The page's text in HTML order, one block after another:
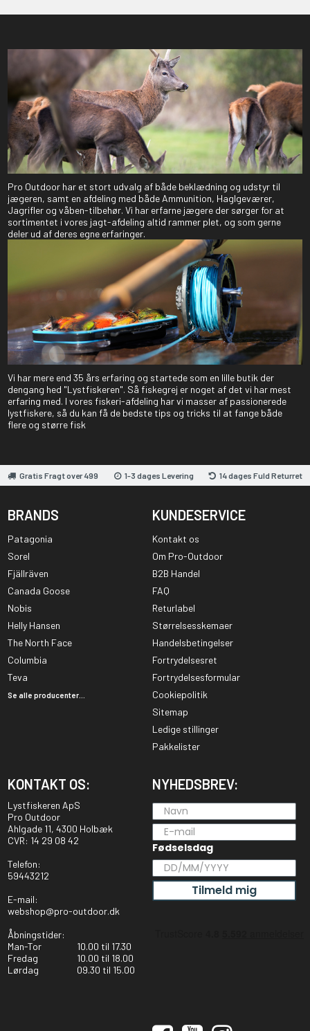
Pro Outdoor har et stort udvalg af både beklædning og udstyr til
jægeren, samt en afdeling med både Ammunition, Haglgeværer,
Jagrifler og våben-tilbehør. Vi har erfarne jægere der sørger for at
sortimentet i vores jagt-afdeling altid rammer plet, og som gerne
deler ud af deres egne erfaringer.
Vi har mere end 35 års erfaring og startede som en lille butik der
dengang hed "Lystfiskeren". Så fiskegrej er noget af det vi har mest
erfaring med. I vores fiskeri-afdeling har vi masser af passionerede
lystfiskere, så du kan få de bedste tips og tricks til at fange både
flere og større fisk
Gratis Fragt over 499 1-3 dages Levering 14 dages Fuld Returret
BRANDS
Patagonia
Sorel
Fjällräven
Canada Goose
Nobis
Helly Hansen
The North Face
Columbia
Teva
Se alle producenter...
KUNDESERVICE
Kontakt os
Om Pro-Outdoor
B2B Handel
FAQ
Returlabel
Størrelsesskemaer
Handelsbetingelser
Fortrydelsesret
Fortrydelsesformular
Cookiepolitik
Sitemap
Ledige stillinger
Pakkelister
KONTAKT OS:
Lystfiskeren ApS
Pro Outdoor
Ahlgade 11, 4300 Holbæk
CVR: 14 29 08 42
Telefon:
59443212
E-mail:
webshop@pro-outdoor.dk
Åbningstider:
Man-Tor
10.00 til 17.30
Fredag
10.00 til 18.00
Lørdag
09.30 til 15.00
NYHEDSBREV:
Fødselsdag
Tilmeld mig